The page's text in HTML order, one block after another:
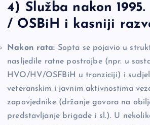
4) Služba nakon
/ OSBiH i kasniji
Nakon rata: Sopta se pojavio u
nasljedile ratne postrojbe (npr. u
HVO/HV/OSFBiH u tranziciji) i
veteranskim i javnim aktivnostima
zapovjednike (držanje govora na
predstavljanje brigade i sl.). U